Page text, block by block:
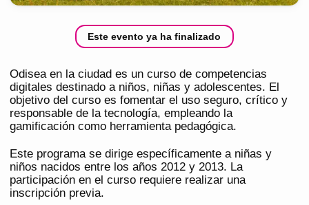
Este evento ya ha finalizado
Odisea en la ciudad es un curso de competencias
digitales destinado a niños, niñas y adolescentes. El
objetivo del curso es fomentar el uso seguro, crítico y
responsable de la tecnología, empleando la
gamificación como herramienta pedagógica.
Este programa se dirige específicamente a niñas y
niños nacidos entre los años 2012 y 2013. La
participación en el curso requiere realizar una
inscripción previa.